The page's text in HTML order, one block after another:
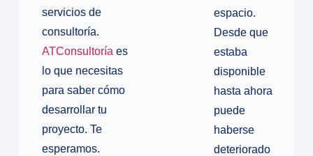
servicios de
consultoría.
ATConsultoría es
lo que necesitas
para saber cómo
desarrollar tu
proyecto. Te
esperamos.
espacio.
Desde que
estaba
disponible
hasta ahora
puede
haberse
deteriorado